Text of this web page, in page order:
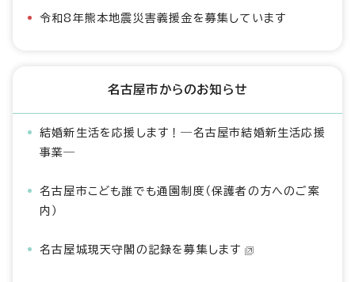
令和8年熊本地震災害義援金を募集しています
名古屋市からのお知らせ
結婚新生活を応援します！―名古屋市結婚新生活応援
事業―
名古屋市こども誰でも通園制度（保護者の方へのご案
内）
名古屋城現天守閣の記録を募集します